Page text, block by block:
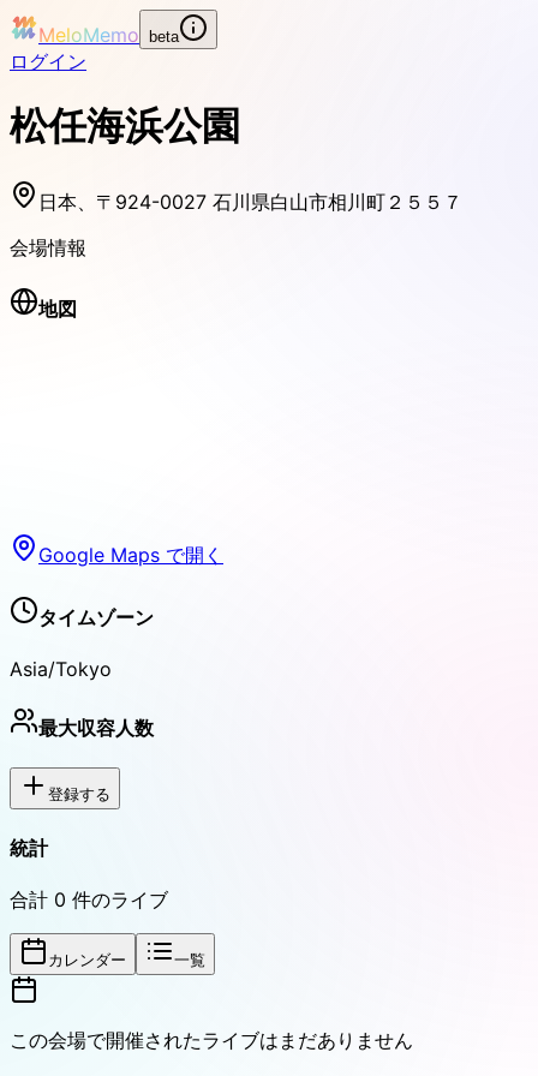
MeloMemo beta
ログイン
松任海浜公園
日本、〒924-0027 石川県白山市相川町２５５７
会場情報
地図
Google Maps で開く
タイムゾーン
Asia/Tokyo
最大収容人数
登録する
統計
合計 0 件のライブ
カレンダー 一覧
この会場で開催されたライブはまだありません